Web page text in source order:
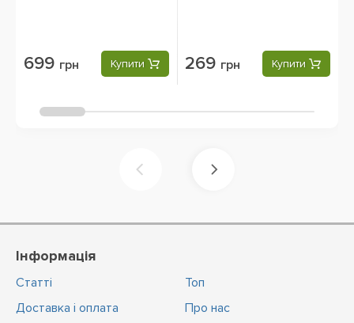
699 грн Купити 269 грн Купити
Інформація
Статті
Доставка і оплата
Топ
Про нас